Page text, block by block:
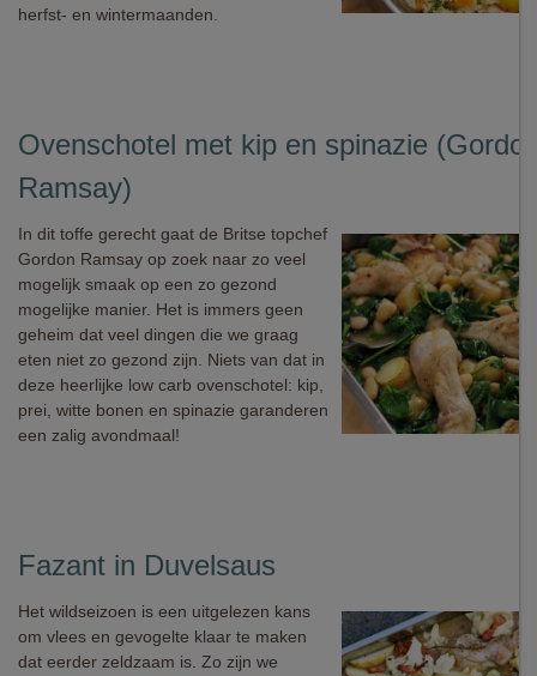
herfst- en wintermaanden.
Ovenschotel met kip en spinazie
Ramsay)
In dit toffe gerecht gaat de Britse topchef
Gordon Ramsay op zoek naar zo veel
mogelijk smaak op een zo gezond
mogelijke manier. Het is immers geen
geheim dat veel dingen die we graag
eten niet zo gezond zijn. Niets van dat in
deze heerlijke low carb ovenschotel: kip,
prei, witte bonen en spinazie garanderen
een zalig avondmaal!
Fazant in Duvelsaus
Het wildseizoen is een uitgelezen kans
om vlees en gevogelte klaar te maken
dat eerder zeldzaam is. Zo zijn we